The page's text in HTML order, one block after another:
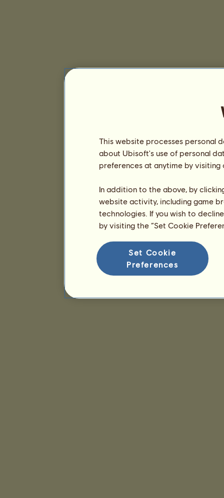
This website processes personal
about Ubisoft's use of personal
preferences at anytime by
In addition to the above, by
website activity, including game
technologies. If you wish to
by visiting the “Set Cookie
Set Cookie
Preferences